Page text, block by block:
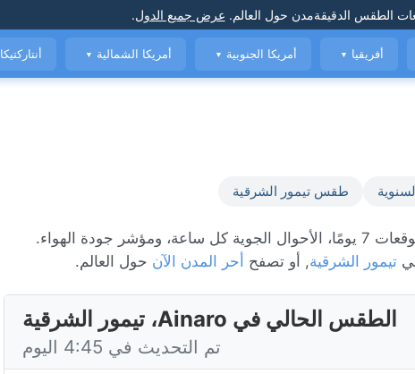
الطقس الدقيقةمدن حول العالم. عرض جميع الدول.
أفريقيا ▼ أمريكا الجنوبية ▼ أمريكا الشمالية ▼ أنتاركتيكا
طقس تيمور الشرقية
الطقس المباشر في Ainaro، حاليًا 19°C مع أمطار متفرقة قريبة. عرض توقعات 7 يومًا، الأحوال الجوية كل ساعة، ومؤشر جودة الهواء.
تيمور الشرقية, أو تصفح أحر المدن الآن حول العالم.
الطقس الحالي في Ainaro، تيمور الشرقية
تم التحديث في 4:45 اليوم